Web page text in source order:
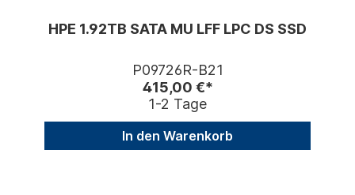
HPE 1.92TB SATA MU LFF LPC DS SSD
P09726R-B21
415,00 €*
1-2 Tage
In den Warenkorb